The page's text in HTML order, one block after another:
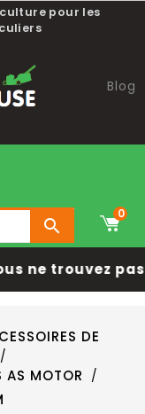
pour les
Blog

0
ne trouvez
DE
AS MOTOR